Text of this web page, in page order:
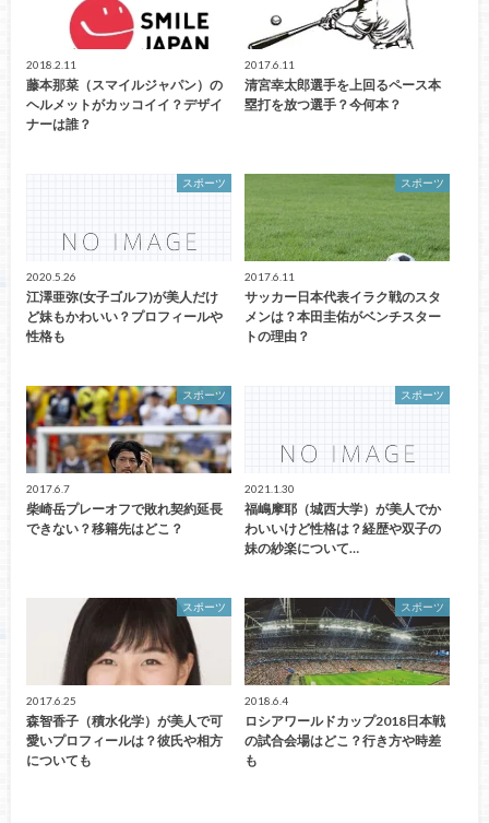
2018.2.11
藤本那菜（スマイルジャパン）の
ヘルメットがカッコイイ？デザイ
ナーは誰？
2017.6.11
清宮幸太郎選手を上回るペース本
塁打を放つ選手？今何本？
スポーツ
2020.5.26
江澤亜弥(女子ゴルフ)が美人だけ
ど妹もかわいい？プロフィールや
性格も
スポーツ
2017.6.11
サッカー日本代表イラク戦のスタ
メンは？本田圭佑がベンチスター
トの理由？
スポーツ
2017.6.7
柴崎岳プレーオフで敗れ契約延長
できない？移籍先はどこ？
スポーツ
2021.1.30
福嶋摩耶（城西大学）が美人でか
わいいけど性格は？経歴や双子の
妹の紗楽について…
スポーツ
2017.6.25
森智香子（積水化学）が美人で可
愛いプロフィールは？彼氏や相方
についても
スポーツ
2018.6.4
ロシアワールドカップ2018日本戦
の試合会場はどこ？行き方や時差
も